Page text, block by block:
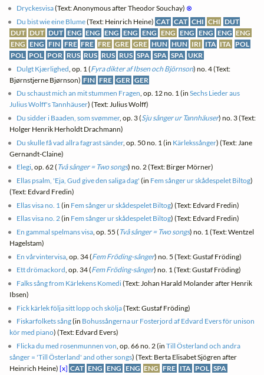
Dryckesvisa(Text: Anonymous after Theodor Souchay) ⊗
Du bist wie eine Blume(Text: Heinrich Heine) CAT CAT CHI CHI DUT
DUT DUT DUT ENG ENG ENG ENG ENG ENG ENG ENG ENG ENG
ENG ENG FIN FRE FRE FRE GRE GRE HUN HUN IRI ITA ITA POL
POL POL POR RUS RUS RUS RUS SPA SPA SPA UKR
Dulgt Kjærlighed , op. 1 (Fyra dikter af Ibsen och Björnson) no. 4 (Text:
Bjørnstjerne Bjørnson) FIN FRE GER GER
Du schaust mich an mit stummen Fragen, op. 12 no. 1 (inSechs Lieder aus
Julius Wolff's Tannhäuser) (Text: Julius Wolff)
Du sidder i Baaden, som svømmer, op. 3 (Sju sånger ur Tannhäuser) no. 3 (Text:
Holger Henrik Herholdt Drachmann)
Du skulle få vad allra fagrast sänder, op. 50 no. 1 (in Kärlekssånger) (Text: Jane
Gernandt-Claine)
Elegi, op. 62 ( Två sånger = Two songs) no. 2 (Text: Birger Mörner)
Ellas psalm, 'Eja, Gud give den saliga dag' (in Fem sånger ur skådespelet Biltog)
(Text: Edvard Fredin)
Ellas visa no. 1 (in Fem sånger ur skådespelet Biltog) (Text: Edvard Fredin)
Ellas visa no. 2(in Fem sånger ur skådespelet Biltog) (Text: Edvard Fredin)
En gammal spelmans visa, op. 55 ( Två sånger = Two songs) no. 1 (Text: Wentzel
Hagelstam)
En vårvintervisa , op. 34 (Fem Fröding-sånger) no. 5 (Text: Gustaf Fröding)
Ett drömackord, op. 34 (Fem Fröding-sånger) no. 1 (Text: Gustaf Fröding)
Falks sång from Kärlekens Komedi(Text: Johan Harald Molander after Henrik
Ibsen)
Fick kärlek följa sitt lopp och skölja(Text: Gustaf Fröding)
Fiskarfolkets sång(in Bohussångerna ur Fosterjord af Edvard Evers för unison
kör med piano) (Text: Edvard Evers)
Flicka du med rosenmunnen von, op. 66 no. 2 (inTill Österland och andra
sånger = 'Till Österland' and other songs) (Text: Berta Elisabet Sjögren after
Heinrich Heine)[x] CAT ENG ENG ENG ENG FRE ITA POL SPA